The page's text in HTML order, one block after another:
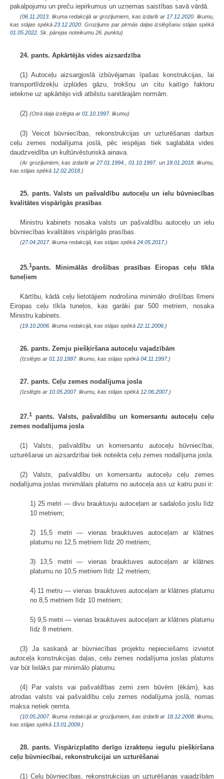
pakalpojumu un preču iepirkumus un uzņemas saistības savā vārdā.
(06.11.2013 . likuma redakcijā ar grozījumiem, kas izdarīti ar 17.12.2020 . likumu,
kas stājas spēkā23.12.2020. Grozījums par pirmās daļas izslēgšanu stājas spēkā
01.05.2022. Sk. pārejas noteikumu 26. punktu)
24. pants. Apkārtējās vides aizsardzība
(1) Autoceļu aizsargjoslā izbūvējamas īpašas konstrukcijas, lai
transportlīdzekļu izplūdes gāzu, trokšņu un citu kaitīgo faktoru
ietekme uz apkārtējo vidi atbilstu sanitārajām normām.
(2) (Otrā daļa izslēgta ar 01.10.1997. likumu)
(3) Veicot būvniecības, rekonstrukcijas un uzturēšanas darbus
ceļu zemes nodalījuma joslā, pēc iespējas tiek saglabāta vides
daudzveidība un kultūrvēsturiskā ainava.
(Ar grozījumiem, kas izdarīti ar27.01.1994. ,01.10.1997. un 18.01.2018 . likumu,
kas stājas spēkā 12.02.2018. )
25. pants. Valsts un pašvaldību autoceļu un ielu būvniecības
kvalitātes vispārīgās prasības
Ministru kabinets nosaka valsts un pašvaldību autoceļu un ielu
būvniecības kvalitātes vispārīgās prasības.
(27.04.2017. likuma redakcijā, kas stājas spēkā 24.05.2017. )
25.1 pants. Minimālās drošības prasības Eiropas ceļu tīkla
tuneļiem
Kārtību, kādā ceļu lietotājiem nodrošina minimālo drošības līmeni
Eiropas ceļu tīkla tuneļos, kas garāki par 500 metriem, nosaka
Ministru kabinets.
(19.10.2006 . likuma redakcijā, kas stājas spēkā 22.11.2006. )
26. pants. Zemju piešķiršana autoceļu vajadzībām
(Izslēgts ar 01.10.1997. likumu, kas stājas spēkā 04.11.1997. )
27. pants. Ceļu zemes nodalījuma josla
(Izslēgts ar 10.05.2007. likumu, kas stājas spēkā 12.06.2007. )
27.1
pants. Valsts, pašvaldību un komersantu autoceļu ceļu
zemes nodalījuma josla
(1) Valsts, pašvaldību un komersantu autoceļu būvniecībai,
uzturēšanai un aizsardzībai tiek noteikta ceļu zemes nodalījuma josla.
(2) Valsts, pašvaldību un komersantu autoceļu ceļu zemes
nodalījuma joslas minimālais platums no autoceļa ass uz katru pusi ir:
1) 25 metri — divu brauktuvju autoceļam ar sadalošo joslu līdz
10 metriem;
2) 15,5 metri — vienas brauktuves autoceļam ar klātnes
platumu no 12,5 metriem līdz 20 metriem;
3) 13,5 metri — vienas brauktuves autoceļam ar klātnes
platumu no 10,5 metriem līdz 12 metriem;
4) 11 metru — vienas brauktuves autoceļam ar klātnes platumu
no 8,5 metriem līdz 10 metriem;
5) 9,5 metri — vienas brauktuves autoceļam ar klātnes platumu
līdz 8 metriem.
(3) Ja saskaņā ar būvniecības projektu nepieciešams izvietot
autoceļa konstrukcijas daļas, ceļu zemes nodalījuma joslas platums
var būt lielāks par minimālo platumu.
(4) Par valsts vai pašvaldības zemi zem būvēm (ēkām), kas
atrodas valsts vai pašvaldību ceļu zemes nodalījuma joslā, nomas
maksa netiek ņemta.
(10.05.2007. likuma redakcijā ar grozījumiem, kas izdarīti ar 18.12.2008. likumu,
kas stājas spēkā 13.01.2009. )
28. pants. Vispārizplatīto derīgo izrakteņu iegulu piešķiršana
ceļu būvniecībai, rekonstrukcijai un uzturēšanai
(1) Ceļu būvniecības, rekonstrukcijas un uzturēšanas vajadzībām